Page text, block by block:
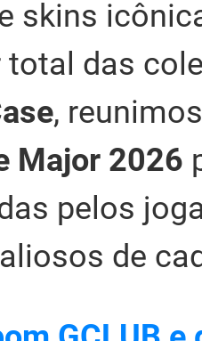
skins
total das
,
Major 2026
pelos
de